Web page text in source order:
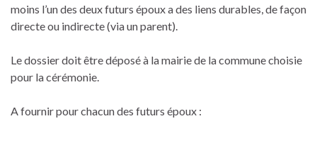
moins l’un des deux futurs époux a des liens durables, de façon
directe ou indirecte (via un parent).
Le dossier doit être déposé à la mairie de la commune choisie
pour la cérémonie.
A fournir pour chacun des futurs époux :